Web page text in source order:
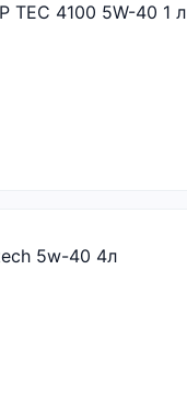
TEC 4100 5W-40 1 л
5w-40 4л